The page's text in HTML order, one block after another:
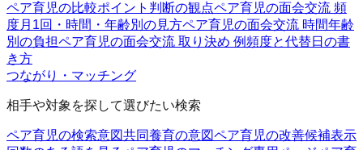
ペア育児の比較ポイント 判断の観点ペア育児の面会交流 頻
度月1回・時間・年齢別の見方ペア育児の面会交流 時間年齢
別の負担ペア育児の面会交流 取り決め 例頻度と代替日の書
き方
つながり・マッチング
相手や対象を探して選びたい検索
ペア育児の検索意図共同養育の意図ペア育児の改善候補表示